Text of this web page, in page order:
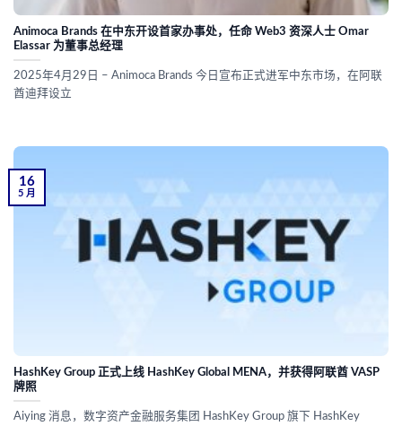
Animoca Brands 在中东开设首家办事处，任命 Web3 资深人士 Omar
Elassar 为董事总经理
2025年4月29日 – Animoca Brands 今日宣布正式进军中东市场，在阿联
酋迪拜设立
HashKey Group 正式上线 HashKey Global MENA，并获得阿联酋 VASP
牌照
Aiying 消息，数字资产金融服务集团 HashKey Group 旗下 HashKey
16
5 月